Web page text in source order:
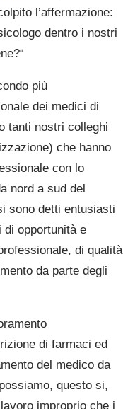
l’affermazione:
dentro i nostri
più
dei medici di
tanti nostri colleghi
che hanno
con lo
nord a sud del
sono detti entusiasti
opportunità e
di qualità
da parte degli
di farmaci ed
del medico da
questo si,
improprio che i